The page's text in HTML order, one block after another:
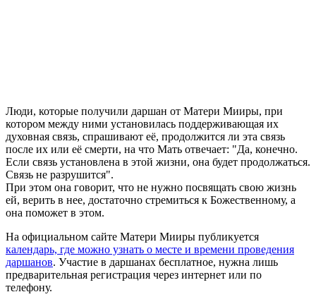
Люди, которые получили даршан от Матери Мииры, при
котором между ними установилась поддерживающая их
духовная связь, спрашивают её, продолжится ли эта связь
после их или её смерти, на что Мать отвечает: "Да, конечно.
Если связь установлена в этой жизни, она будет продолжаться.
Связь не разрушится".
При этом она говорит, что не нужно посвящать свою жизнь
ей, верить в нее, достаточно стремиться к Божественному, а
она поможет в этом.
На официальном сайте Матери Мииры публикуется
календарь, где можно узнать о месте и времени проведения
даршанов. Участие в даршанах бесплатное, нужна лишь
предварительная регистрация через интернет или по
телефону.